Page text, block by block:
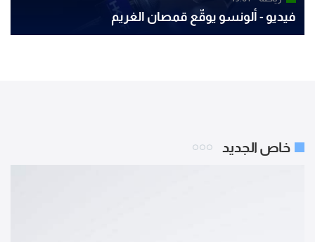
فيديو - ألونسو يوقّع قمصان الغريم
خاص الجديد